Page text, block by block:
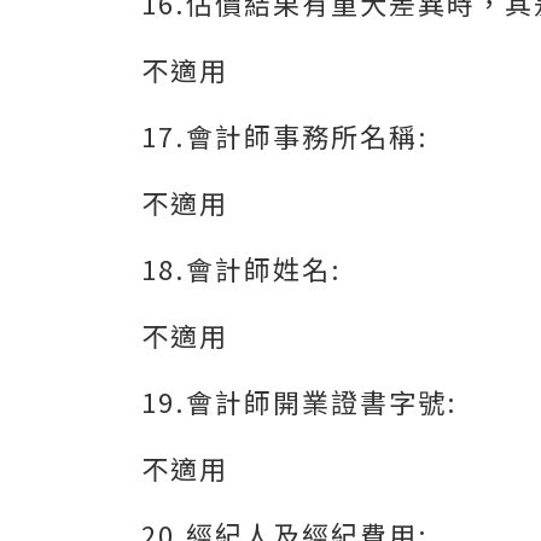
不適用
17.會計師事務所名稱:
不適用
18.會計師姓名:
不適用
19.會計師開業證書字號:
不適用